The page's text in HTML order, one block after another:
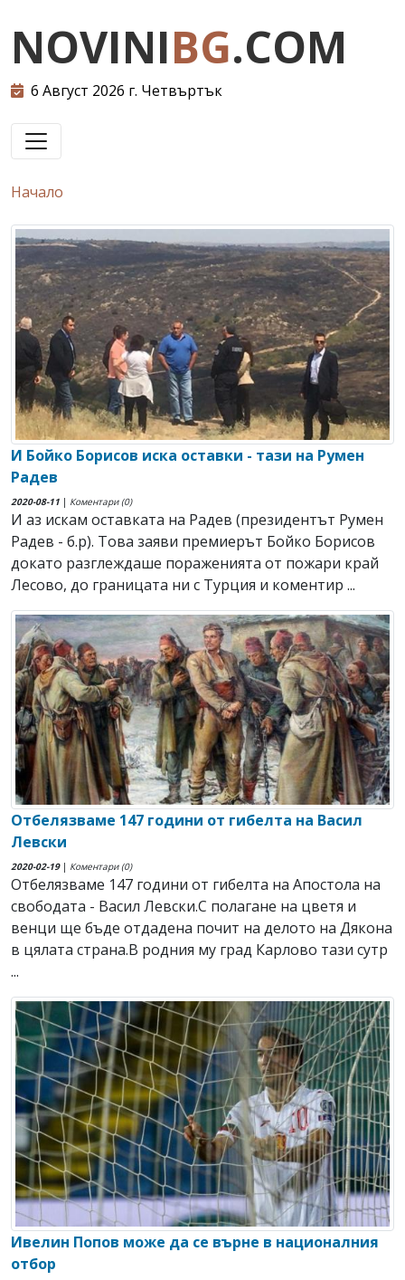
NOVINIBG.COM
6 Август 2026 г. Четвъртък
Начало
И Бойко Борисов иска оставки - тази на Румен
Радев
2020-08-11 | Коментари (0)
И аз искам оставката на Радев (президентът Румен
Радев - б.р). Това заяви премиерът Бойко Борисов
докато разглеждаше пораженията от пожари край
Лесово, до границата ни с Турция и коментир ...
Отбелязваме 147 години от гибелта на Васил
Левски
2020-02-19| Коментари (0)
Отбелязваме 147 години от гибелта на Апостола на
свободата - Васил Левски.С полагане на цветя и
венци ще бъде отдадена почит на делото на Дякона
в цялата страна.В родния му град Карлово тази сутр
...
Ивелин Попов може да се върне в националния
отбор